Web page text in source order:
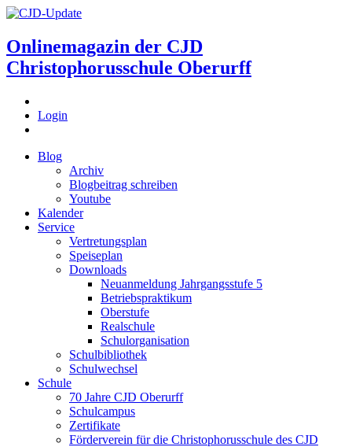
Onlinemagazin der CJD
Christophorusschule Oberurff
Login
Blog
Archiv
Blogbeitrag schreiben
Youtube
Kalender
Service
Vertretungsplan
Speiseplan
Downloads
Neuanmeldung Jahrgangsstufe 5
Betriebspraktikum
Oberstufe
Realschule
Schulorganisation
Schulbibliothek
Schulwechsel
Schule
70 Jahre CJD Oberurff
Schulcampus
Zertifikate
Förderverein für die Christophorusschule des CJD